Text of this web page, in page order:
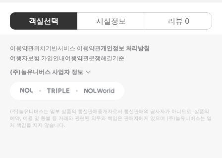
객실선택 시설정보 리뷰 0
이용약관위치기반서비스 이용약관개인정보 처리방침
여행자보험 가입안내여행약관분쟁해결기준
(주)놀유니버스 사업자 정보
NOL Triple Interpark Global
(주)놀유니버스는 일부 상품의 통신판매중개자로서 통신판매의 당사자가 아니므로, 상품의
예약, 이용 및 환불 등 거래와 관련된 의무와 책임은 판매자에게 있으며 (주)놀유니버스는 일
체 책임을 지지 않습니다.